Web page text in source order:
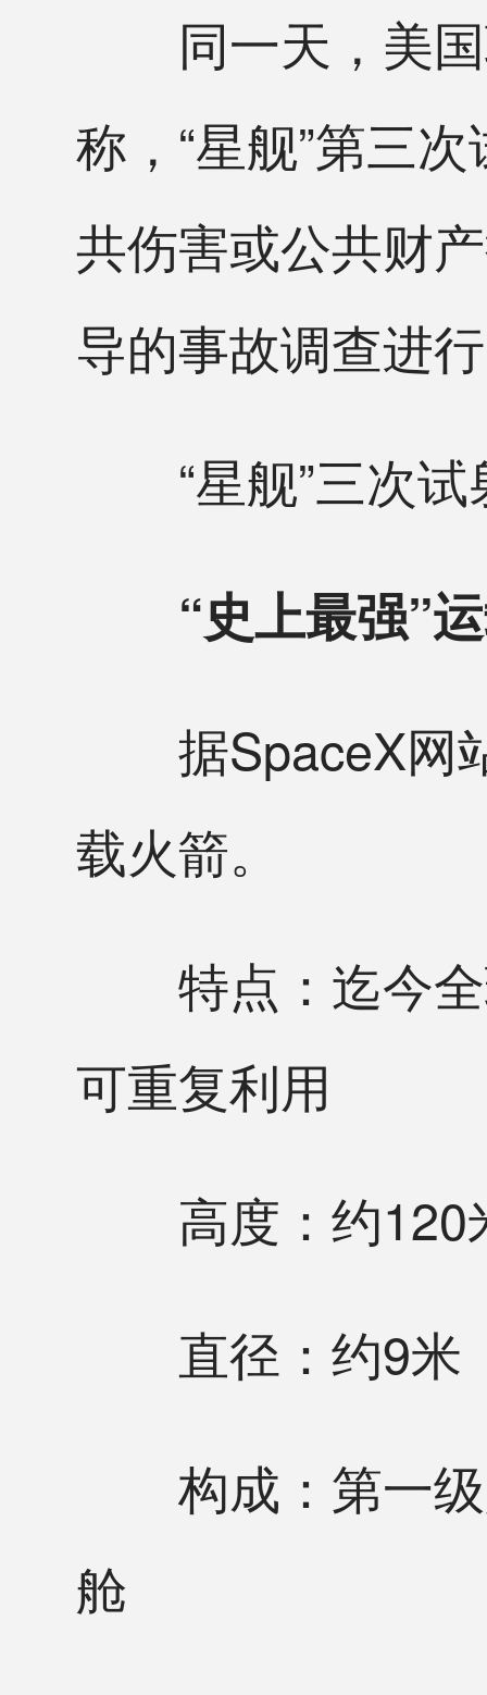
同一天，美国
称，“星舰”第三
共伤害或公共财
导的事故调查进
“星舰”三次试
“史上最强”
据SpaceX网站
载火箭。
特点：迄今全
可重复利用
高度：约120
直径：约9米
构成：第一级
舱